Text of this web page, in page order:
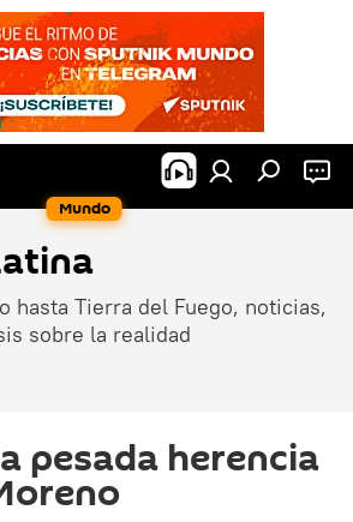
Mundo
hasta Tierra del Fuego, noticias,
sobre la realidad
pesada herencia